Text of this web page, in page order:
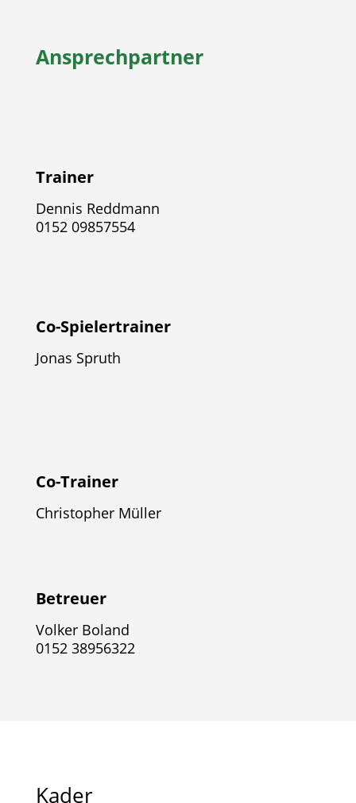
Ansprechpartner
Trainer
Dennis Reddmann
0152 09857554
Co-Spielertrainer
Jonas Spruth
Co-Trainer
Christopher Müller
Betreuer
Volker Boland
0152 38956322
Kader